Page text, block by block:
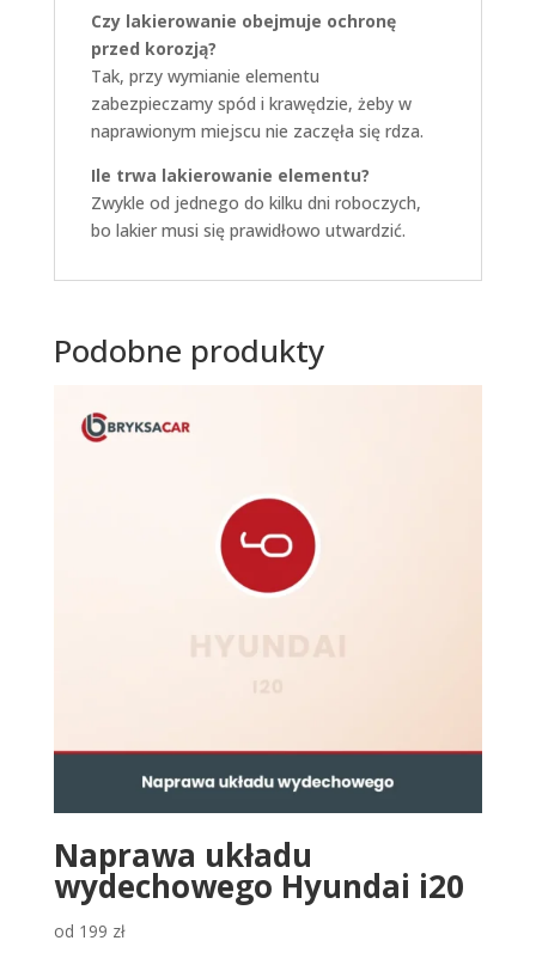
Czy lakierowanie obejmuje ochronę
przed korozją?
Tak, przy wymianie elementu
zabezpieczamy spód i krawędzie, żeby w
naprawionym miejscu nie zaczęła się rdza.
Ile trwa lakierowanie elementu?
Zwykle od jednego do kilku dni roboczych,
bo lakier musi się prawidłowo utwardzić.
Podobne produkty
Naprawa układu
wydechowego Hyundai i20
od 199 zł